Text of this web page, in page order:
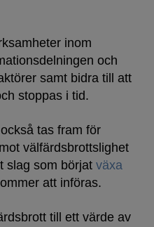
inom
och
samt bidra till att
stoppas i tid.
tas fram för
välfärdsbrottslighet
slag som börjat växa
att införas.
till ett värde av